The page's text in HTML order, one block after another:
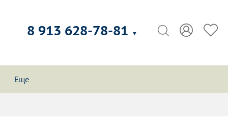
8 913 628-78-81 ▼
Еще